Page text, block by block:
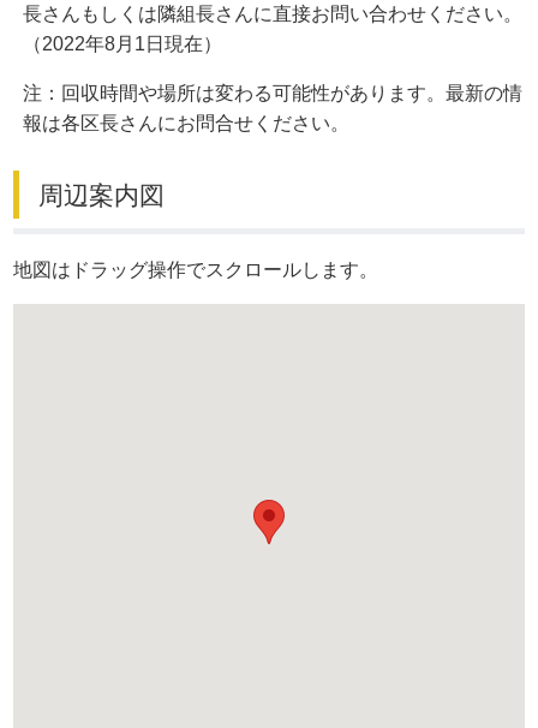
長さんもしくは隣組長さんに直接お問い合わせください。
（2022年8月1日現在）
注：回収時間や場所は変わる可能性があります。最新の情
報は各区長さんにお問合せください。
周辺案内図
地図はドラッグ操作でスクロールします。